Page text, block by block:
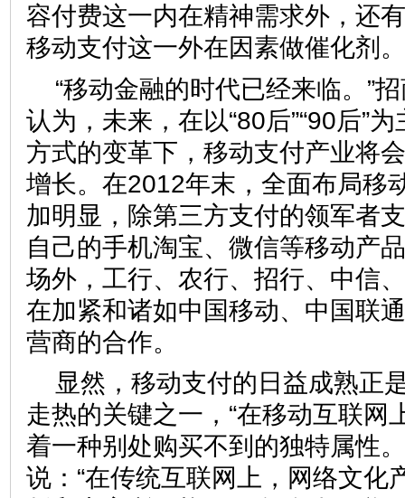
容付费这一内在精神需求外，还
移动支付这一外在因素做催化剂。
“移动金融的时代已经来临。”
认为，未来，在以“80后”“90后”
方式的变革下，移动支付产业将
增长。在2012年末，全面布局移
加明显，除第三方支付的领军者
自己的手机淘宝、微信等移动产
场外，工行、农行、招行、中信
在加紧和诸如中国移动、中国联
营商的合作。
显然，移动支付的日益成熟正
走热的关键之一，“在移动互联网
着一种别处购买不到的独特属性
说：“在传统互联网上，网络文化